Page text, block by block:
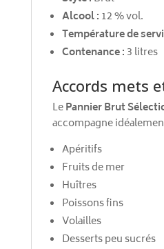
Alcool : 12 % vol.
Température de
Contenance : 3 litres
Accords mets
LePannier Brut
accompagne
Apéritifs
Fruits de mer
Huîtres
Poissons fins
Volailles
Desserts peu sucrés